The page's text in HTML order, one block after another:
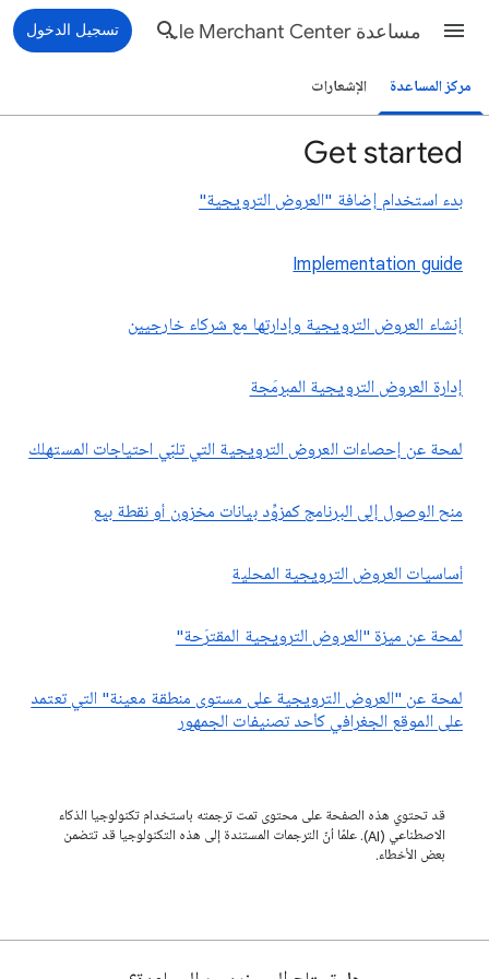
مساعدة Google Merchant Center تسجيل الدخول
مركز المساعدة الإشعارات
Get started
بدء استخدام إضافة "العروض الترويجية"
Implementation guide
إنشاء العروض الترويجية وإدارتها مع شركاء خارجيين
إدارة العروض الترويجية المبرمَجة
لمحة عن إحصاءات العروض الترويجية التي تلبّي احتياجات المستهلك
منح الوصول إلى البرنامج كمزوِّد بيانات مخزون أو نقطة بيع
أساسيات العروض الترويجية المحلية
لمحة عن ميزة "العروض الترويجية المقترَحة"
لمحة عن "العروض الترويجية على مستوى منطقة معينة" التي تعتمد
على الموقع الجغرافي كأحد تصنيفات الجمهور
قد تحتوي هذه الصفحة على محتوى تمت ترجمته باستخدام تكنولوجيا الذكاء
الاصطناعي (AI). علمًا أنّ الترجمات المستندة إلى هذه التكنولوجيا قد تتضمن
بعض الأخطاء.